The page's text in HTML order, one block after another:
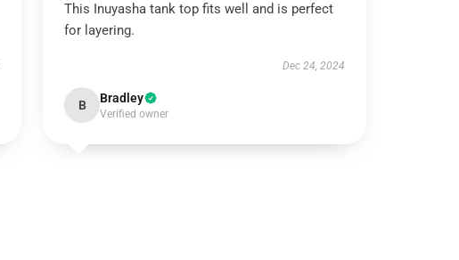
This Inuyasha tank top fits well and is perfect
for layering.
Dec 24, 2024
B Bradley
Verified owner